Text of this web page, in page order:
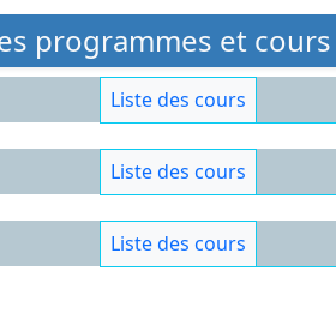
programmes et cours
Liste des cours
Liste des cours
Liste des cours